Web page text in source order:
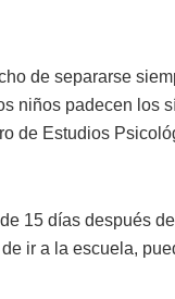
de separarse
niños padecen los
de Estudios
15 días después
ir a la escuela,